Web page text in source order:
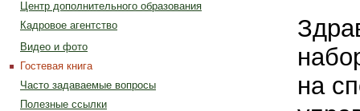
Центр дополнительного образования
Кадровое агентство
Видео и фото
Гостевая книга
Часто задаваемые вопросы
Полезные ссылки
на